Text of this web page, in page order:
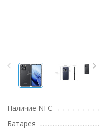
Наличие NFC
Батарея